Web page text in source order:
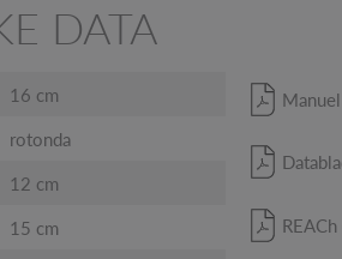
DATA
16 cm
rotonda
12 cm
15 cm REACh